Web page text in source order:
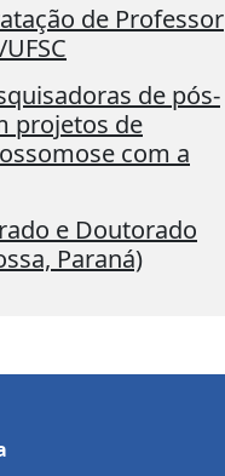
de Professor
de pós-
projetos de
com a
e Doutorado
Paraná)